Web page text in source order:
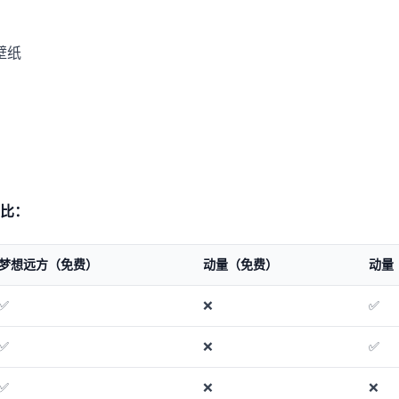
纸
：
想远方（免费） 动量（免费） 动量
❌ ✅
❌ ✅
❌ ❌